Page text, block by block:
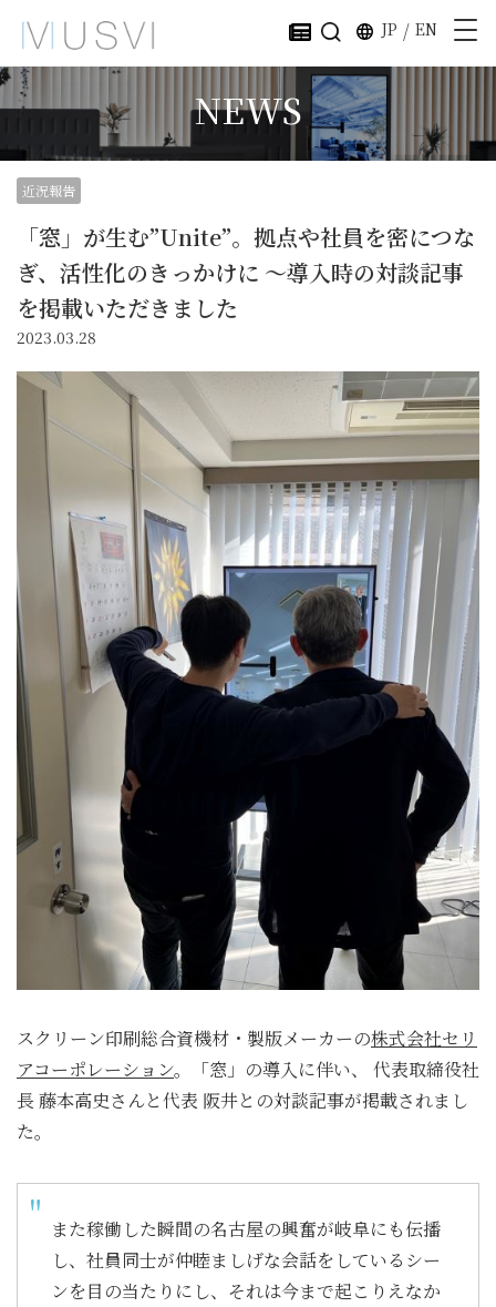
JP / EN
NEWS
近況報告
「窓」が生む”Unite”。拠点や社員を密につな
ぎ、活性化のきっかけに ～導入時の対談記事
を掲載いただきました
2023.03.28
スクリーン印刷総合資機材・製版メーカーの株式会社セリ
アコーポレーション。「窓」の導入に伴い、 代表取締役社
長 藤本高史さんと代表 阪井との対談記事が掲載されまし
た。
また稼働した瞬間の名古屋の興奮が岐阜にも伝播
し、社員同士が仲睦ましげな会話をしているシー
ンを目の当たりにし、それは今まで起こりえなか